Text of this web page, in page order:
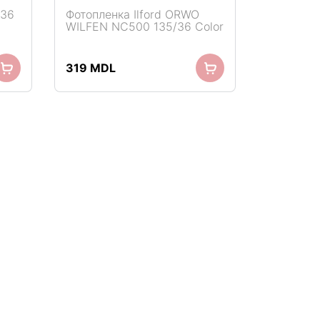
Фотопленка Ilford ORWO
WILFEN NC500 135/36 Color
319 MDL